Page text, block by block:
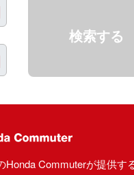
検索する
Honda Commuterが提供す